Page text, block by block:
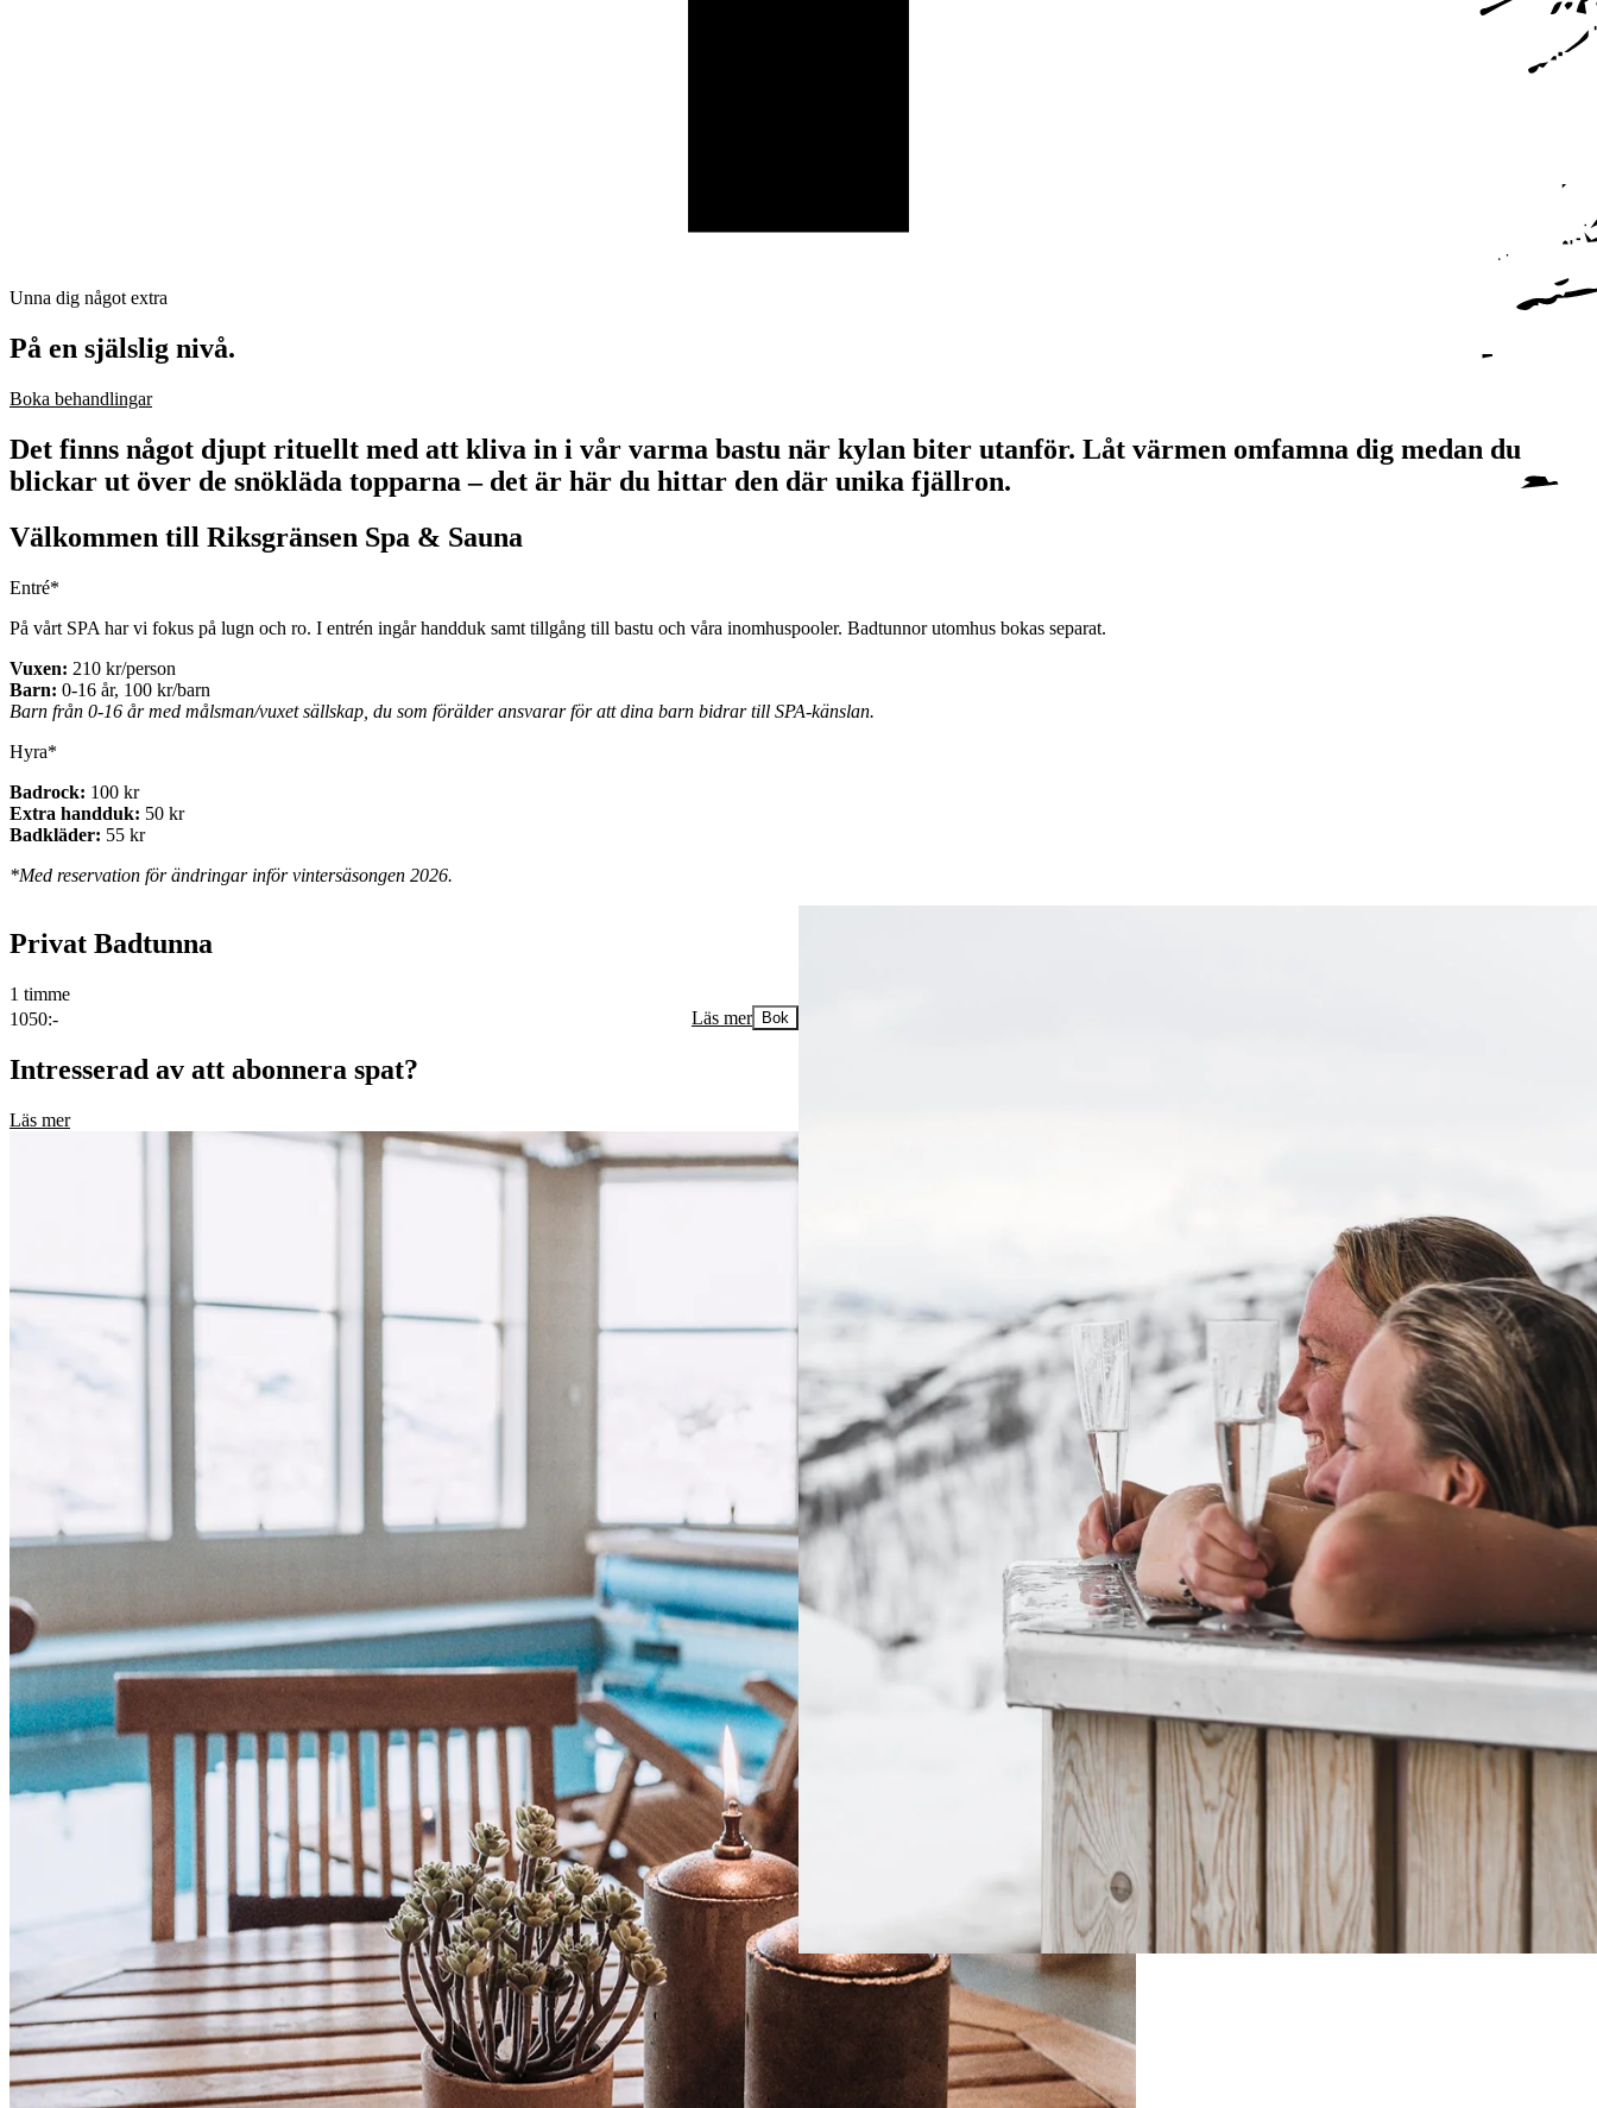
Unna dig något extra
På en själslig nivå.
Boka behandlingar
Det finns något djupt rituellt med att kliva in i vår varma bastu när kylan biter utanför. Låt värmen omfamna dig medan du
blickar ut över de snökläda topparna – det är här du hittar den där unika fjällron.
Välkommen till Riksgränsen Spa & Sauna
Entré*
På vårt SPA har vi fokus på lugn och ro. I entrén ingår handduk samt tillgång till bastu och våra inomhuspooler. Badtunnor utomhus bokas separat.
Vuxen: 210 kr/person
Barn: 0-16 år, 100 kr/barn
Barn från 0-16 år med målsman/vuxet sällskap, du som förälder ansvarar för att dina barn bidrar till SPA-känslan.
Hyra*
Badrock: 100 kr
Extra handduk: 50 kr
Badkläder: 55 kr
*Med reservation för ändringar inför vintersäsongen 2026.
Privat Badtunna
1 timme
1050:-
Läs mer Bok
Intresserad av att abonnera spat?
Läs mer